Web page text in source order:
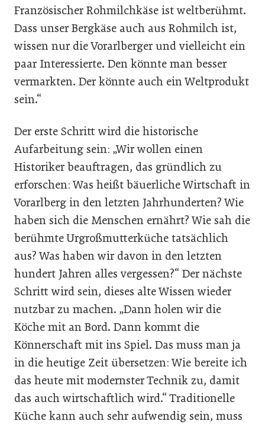
Französischer Rohmilchkäse ist weltberühmt.
Dass unser Bergkäse auch aus Rohmilch ist,
wissen nur die Vorarlberger und vielleicht ein
paar Interessierte. Den könnte man besser
vermarkten. Der könnte auch ein Weltprodukt
sein.“
Der erste Schritt wird die historische
Aufarbeitung sein: „Wir wollen einen
Historiker beauftragen, das gründlich zu
erforschen: Was heißt bäuerliche Wirtschaft in
Vorarlberg in den letzten Jahrhunderten? Wie
haben sich die Menschen ernährt? Wie sah die
berühmte Urgroßmutterküche tatsächlich
aus? Was haben wir davon in den letzten
hundert Jahren alles vergessen?“ Der nächste
Schritt wird sein, dieses alte Wissen wieder
nutzbar zu machen. „Dann holen wir die
Köche mit an Bord. Dann kommt die
Könnerschaft mit ins Spiel. Das muss man ja
in die heutige Zeit übersetzen: Wie bereite ich
das heute mit modernster Technik zu, damit
das auch wirtschaftlich wird.“ Traditionelle
Küche kann auch sehr aufwendig sein, muss